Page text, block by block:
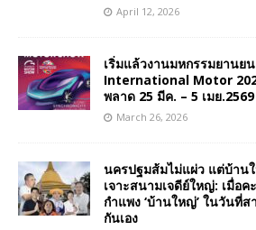
April 12, 2026
เริ่มแล้วงานมหกรรมยาน
International Motor
พลาด 25 มีค. – 5 เมย.2569
March 26, 2026
นครปฐมส้มไม่แผ่ว แต่บ้าน
เจาะสนามเจดีย์ใหญ่: เมื่อ
กำแพง ‘บ้านใหญ่’ ในวันที่
กันเอง